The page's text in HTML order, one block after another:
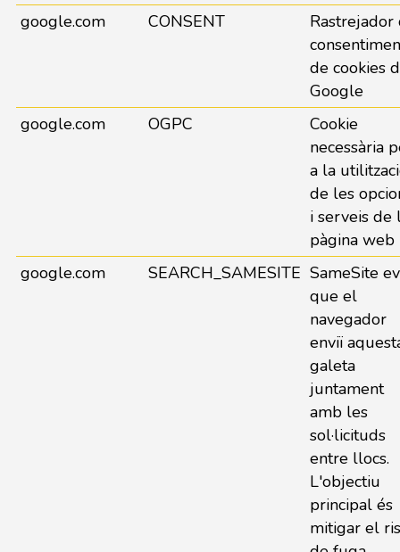
google.com
CONSENT
Rastrejador
de cookies
Google
google.com
OGPC
Cookie
necessària
a la
de les
i serveis de
pàgina web
google.com
SEARCH_SAMESITE SameSite
que el
navegador
enviï
galeta
juntament
amb les
sol·licituds
entre llocs.
L'objectiu
principal és
mitigar el